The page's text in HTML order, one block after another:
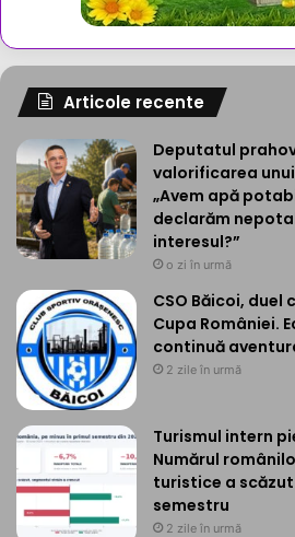
Articole recente
Deputatul
valorificarea
„Avem apă
declarăm
interesul?”
o zi în urmă
CSO Băicoi, duel
Cupa României.
continuă
2 zile în urmă
Turismul intern
Numărul
turistice a scăzut
semestru
2 zile în urmă